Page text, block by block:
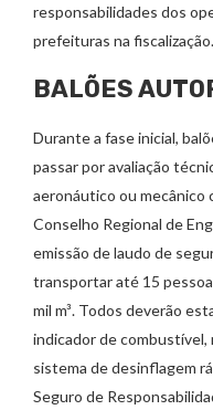
responsabilidades dos
prefeituras na fiscalização.
BALÕES
Durante a fase inicial,
passar por avaliação
aeronáutico ou mecânico
Conselho Regional de
emissão de laudo de
transportar até 15
mil m³. Todos deverão
indicador de combustível,
sistema de desinflagem
Seguro de